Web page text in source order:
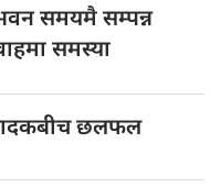
समयमै सम्पन्न
समस्या
छलफल